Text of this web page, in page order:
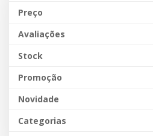
Preço
Avaliações
Stock
Promoção
Novidade
Categorias